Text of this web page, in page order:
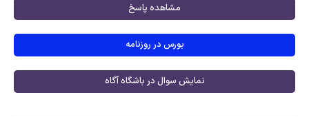
مشاهده پاسخ
بورس در روزنامه
نمایش سوال در باشگاه آگاه